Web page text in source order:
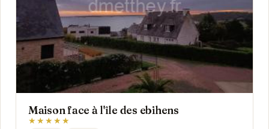
Maison face à l'île des ebihens
★★★★★